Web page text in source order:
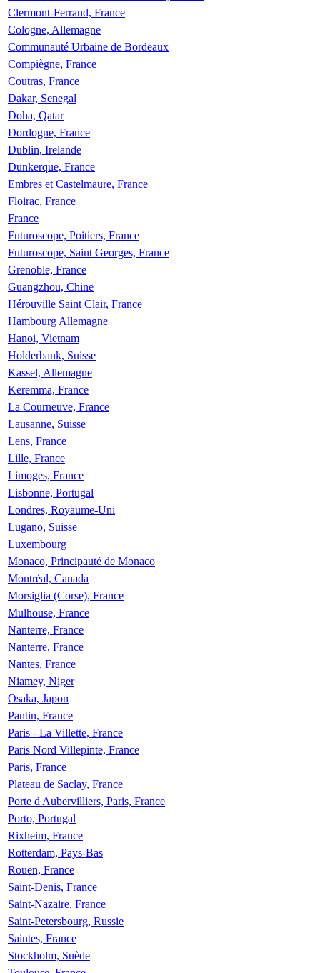
Clermont-Ferrand, France
Cologne, Allemagne
Communauté Urbaine de Bordeaux
Compiègne, France
Coutras, France
Dakar, Senegal
Doha, Qatar
Dordogne, France
Dublin, Irelande
Dunkerque, France
Embres et Castelmaure, France
Floirac, France
France
Futuroscope, Poitiers, France
Futuroscope, Saint Georges, France
Grenoble, France
Guangzhou, Chine
Hérouville Saint Clair, France
Hambourg Allemagne
Hanoi, Vietnam
Holderbank, Suisse
Kassel, Allemagne
Keremma, France
La Courneuve, France
Lausanne, Suisse
Lens, France
Lille, France
Limoges, France
Lisbonne, Portugal
Londres, Royaume-Uni
Lugano, Suisse
Luxembourg
Monaco, Principauté de Monaco
Montréal, Canada
Morsiglia (Corse), France
Mulhouse, France
Nanterre, France
Nanterre, France
Nantes, France
Niamey, Niger
Osaka, Japon
Pantin, France
Paris - La Villette, France
Paris Nord Villepinte, France
Paris, France
Plateau de Saclay, France
Porte d Aubervilliers, Paris, France
Porto, Portugal
Rixheim, France
Rotterdam, Pays-Bas
Rouen, France
Saint-Denis, France
Saint-Nazaire, France
Saint-Petersbourg, Russie
Saintes, France
Stockholm, Suède